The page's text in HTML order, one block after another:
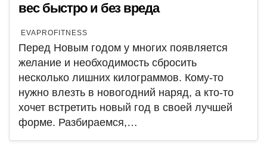
вес быстро и без вреда
EVAPROFITNESS
Перед Новым годом у многих появляется
желание и необходимость сбросить
несколько лишних килограммов. Кому-то
нужно влезть в новогодний наряд, а кто-то
хочет встретить новый год в своей лучшей
форме. Разбираемся,…